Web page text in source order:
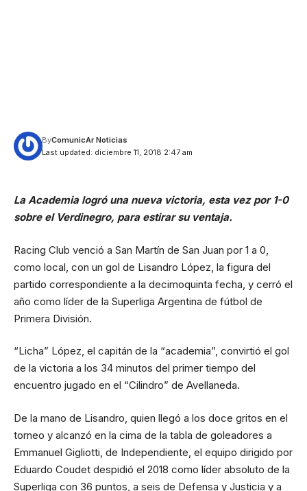
Last updated: diciembre 11, 2018 2:47 am
ByComunicAr Noticias
La Academia logró una nueva victoria, esta vez por 1-0
sobre el Verdinegro, para estirar su ventaja.
Racing Club venció a San Martín de San Juan por 1 a 0,
como local, con un gol de Lisandro López, la figura del
partido correspondiente a la decimoquinta fecha, y cerró el
año como líder de la Superliga Argentina de fútbol de
Primera División.
“Licha” López, el capitán de la “academia”, convirtió el gol
de la victoria a los 34 minutos del primer tiempo del
encuentro jugado en el “Cilindro” de Avellaneda.
De la mano de Lisandro, quien llegó a los doce gritos en el
torneo y alcanzó en la cima de la tabla de goleadores a
Emmanuel Gigliotti, de Independiente, el equipo dirigido por
Eduardo Coudet despidió el 2018 como líder absoluto de la
Superliga con 36 puntos, a seis de Defensa y Justicia y a